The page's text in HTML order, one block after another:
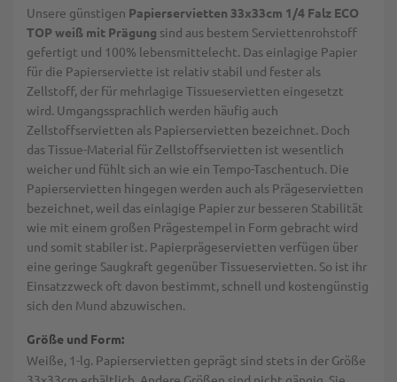
Unsere günstigen Papierservietten 33x33cm 1/4 Falz ECO
TOP weiß mit Prägung sind aus bestem Serviettenrohstoff
gefertigt und 100% lebensmittelecht. Das einlagige Papier
für die Papierserviette ist relativ stabil und fester als
Zellstoff, der für mehrlagige Tissueservietten eingesetzt
wird. Umgangssprachlich werden häufig auch
Zellstoffservietten als Papierservietten bezeichnet. Doch
das Tissue-Material für Zellstoffservietten ist wesentlich
weicher und fühlt sich an wie ein Tempo-Taschentuch. Die
Papierservietten hingegen werden auch als Prägeservietten
bezeichnet, weil das einlagige Papier zur besseren Stabilität
wie mit einem großen Prägestempel in Form gebracht wird
und somit stabiler ist. Papierprägeservietten verfügen über
eine geringe Saugkraft gegenüber Tissueservietten. So ist ihr
Einsatzzweck oft davon bestimmt, schnell und kostengünstig
sich den Mund abzuwischen.
Größe und Form:
Weiße, 1-lg. Papierservietten geprägt sind stets in der Größe